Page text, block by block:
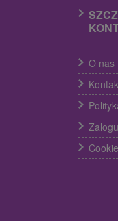
O nas